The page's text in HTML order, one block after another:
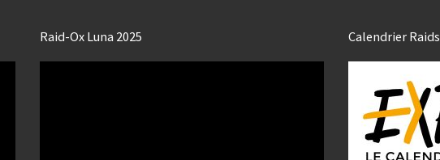
Raid-Ox Luna 2025 Calendrier Raids